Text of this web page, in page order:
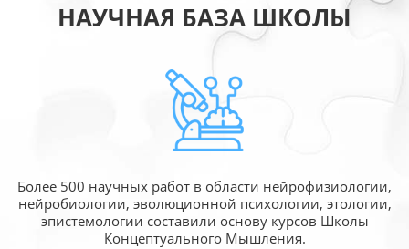
НАУЧНАЯ БАЗА ШКОЛЫ
Более 500 научных работ в области нейрофизиологии,
нейробиологии, эволюционной психологии, этологии,
эпистемологии составили основу курсов Школы
Концептуального Мышления.